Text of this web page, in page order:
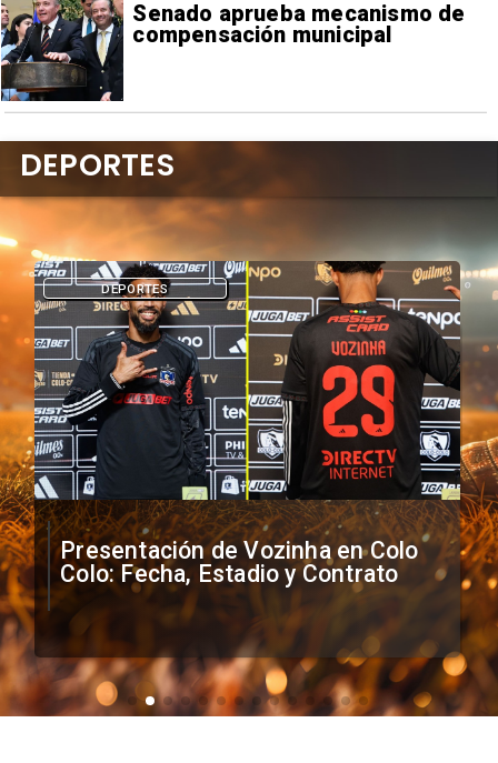
Senado aprueba mecanismo de
compensación municipal
Presentación de Vozinha en Colo
Colo: Fecha, Estadio y Contrato
DEPORTES
DEPORTES